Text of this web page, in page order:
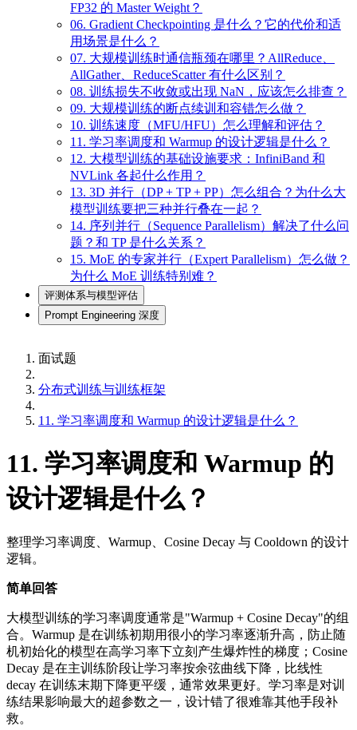
FP32 的 Master Weight？
06. Gradient Checkpointing 是什么？它的代价和适
用场景是什么？
07. 大规模训练时通信瓶颈在哪里？AllReduce、
AllGather、ReduceScatter 有什么区别？
08. 训练损失不收敛或出现 NaN，应该怎么排查？
09. 大规模训练的断点续训和容错怎么做？
10. 训练速度（MFU/HFU）怎么理解和评估？
11. 学习率调度和 Warmup 的设计逻辑是什么？
12. 大模型训练的基础设施要求：InfiniBand 和
NVLink 各起什么作用？
13. 3D 并行（DP + TP + PP）怎么组合？为什么大
模型训练要把三种并行叠在一起？
14. 序列并行（Sequence Parallelism）解决了什么问
题？和 TP 是什么关系？
15. MoE 的专家并行（Expert Parallelism）怎么做？
为什么 MoE 训练特别难？
评测体系与模型评估
Prompt Engineering 深度
面试题
分布式训练与训练框架
11. 学习率调度和 Warmup 的设计逻辑是什么？
11. 学习率调度和 Warmup 的
设计逻辑是什么？
整理学习率调度、Warmup、Cosine Decay 与 Cooldown 的设计
逻辑。
简单回答
大模型训练的学习率调度通常是"Warmup + Cosine Decay"的组
合。Warmup 是在训练初期用很小的学习率逐渐升高，防止随
机初始化的模型在高学习率下立刻产生爆炸性的梯度；Cosine
Decay 是在主训练阶段让学习率按余弦曲线下降，比线性
decay 在训练末期下降更平缓，通常效果更好。学习率是对训
练结果影响最大的超参数之一，设计错了很难靠其他手段补
救。